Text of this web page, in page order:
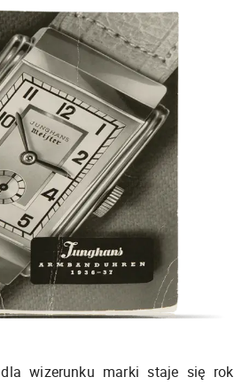
wizerunku marki staje się rok